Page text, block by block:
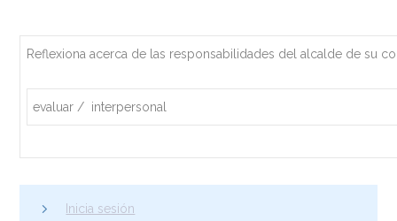
Reflexiona acerca de las responsabilidades del alcalde de su
evaluar / interpersonal
Inicia sesión